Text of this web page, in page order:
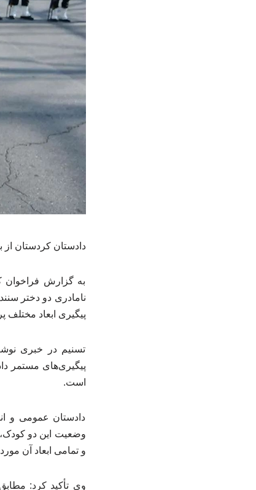
دادستان کردستان از
به گزارش فراخوان
نامادری دو دختر
پیگیری ابعاد مختلف
تسنیم در خبری
پیگیری‌های مستمر
است.
دادستان عمومی و
وضعیت این دو
و تمامی ابعاد آن
وی تأکید کرد: